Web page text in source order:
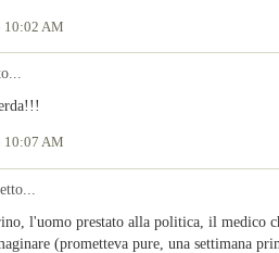
10:02 AM
10:07 AM
l'uomo prestato alla politica, il medico
(prometteva pure, una settimana